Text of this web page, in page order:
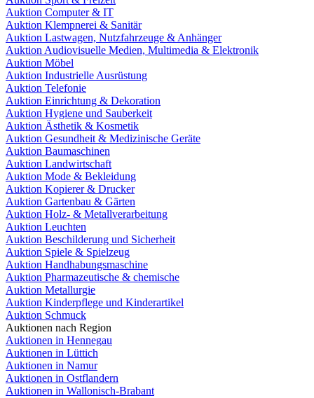
Auktion Computer & IT
Auktion Klempnerei & Sanitär
Auktion Lastwagen, Nutzfahrzeuge & Anhänger
Auktion Audiovisuelle Medien, Multimedia & Elektronik
Auktion Möbel
Auktion Industrielle Ausrüstung
Auktion Telefonie
Auktion Einrichtung & Dekoration
Auktion Hygiene und Sauberkeit
Auktion Ästhetik & Kosmetik
Auktion Gesundheit & Medizinische Geräte
Auktion Baumaschinen
Auktion Landwirtschaft
Auktion Mode & Bekleidung
Auktion Kopierer & Drucker
Auktion Gartenbau & Gärten
Auktion Holz- & Metallverarbeitung
Auktion Leuchten
Auktion Beschilderung und Sicherheit
Auktion Spiele & Spielzeug
Auktion Handhabungsmaschine
Auktion Pharmazeutische & chemische
Auktion Metallurgie
Auktion Kinderpflege und Kinderartikel
Auktion Schmuck
Auktionen nach Region
Auktionen in Hennegau
Auktionen in Lüttich
Auktionen in Namur
Auktionen in Ostflandern
Auktionen in Wallonisch-Brabant